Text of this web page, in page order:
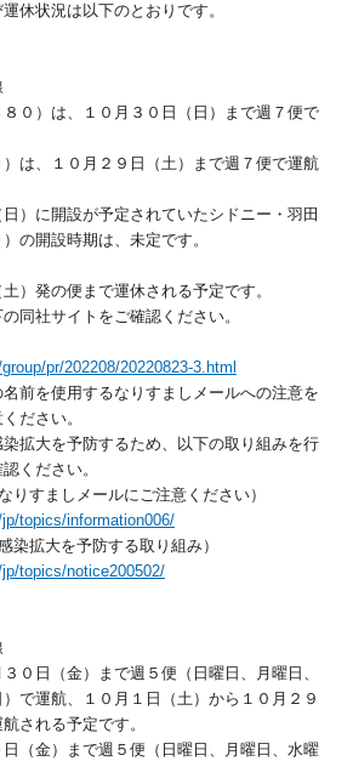
お問合わせ
休状況は以下のとおりです。
０）は、１０月３０日（日）まで週７便で
は、１０月２９日（土）まで週７便で運航
）に開設が予定されていたシドニー・羽田
の開設時期は、未定です。
）発の便まで運休される予定です。
同社サイトをご確認ください。
pr/202208/20220823-3.html
前を使用するなりすましメールへの注意を
ださい。
拡大を予防するため、以下の取り組みを行
ください。
りすましメールにご注意ください）
topics/information006/
染拡大を予防する取り組み）
topics/notice200502/
０日（金）まで週５便（日曜日、月曜日、
で運航、１０月１日（土）から１０月２９
される予定です。
（金）まで週５便（日曜日、月曜日、水曜